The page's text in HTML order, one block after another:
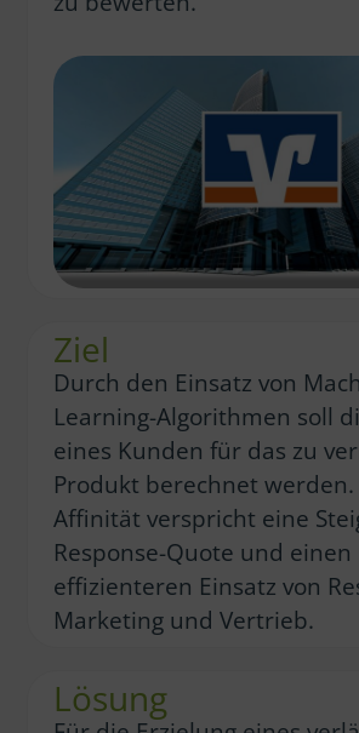
Ziel
Durch den Einsatz von
Learning-Algorithmen soll
eines Kunden für das zu
Produkt berechnet werden.
Affinität verspricht eine
Response-Quote und einen
effizienteren Einsatz von
Marketing und Vertrieb.
Lösung